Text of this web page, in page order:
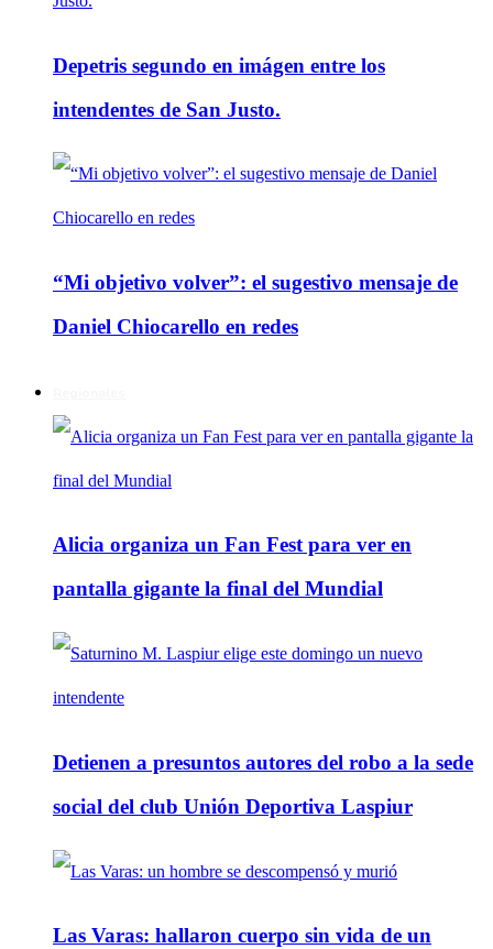
Depetris segundo en imágen entre los
intendentes de San Justo.
“Mi objetivo volver”: el sugestivo mensaje de
Daniel Chiocarello en redes
Alicia organiza un Fan Fest para ver en
pantalla gigante la final del Mundial
Detienen a presuntos autores del robo a la sede
social del club Unión Deportiva Laspiur
Las Varas: hallaron cuerpo sin vida de un